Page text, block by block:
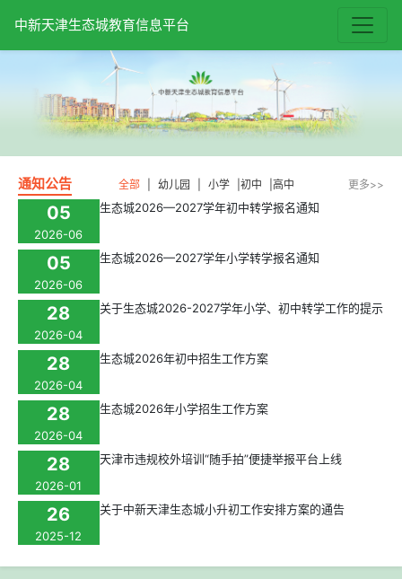
中新天津生态城教育信息平台
通知公告 全部 幼儿园 小学 初中 高中 更多>>
05
2026-06
生态城2026—2027学年初中转学报名通知
05
2026-06
生态城2026—2027学年小学转学报名通知
28
2026-04
关于生态城2026-2027学年小学、初中转学工作的提示
28
2026-04
生态城2026年初中招生工作方案
28
2026-04
生态城2026年小学招生工作方案
28
2026-01
天津市违规校外培训“随手拍”便捷举报平台上线
26
2025-12
关于中新天津生态城小升初工作安排方案的通告